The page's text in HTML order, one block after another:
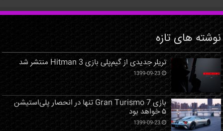
نوشته های تازه
تریلر جدیدی از گیم‌پلی بازی Hitman 3 منتشر شد
1399-09-23
بازی Gran Turismo 7 تنها در انحصار پلی‌استیشن
۵ خواهد بود
1399-09-23